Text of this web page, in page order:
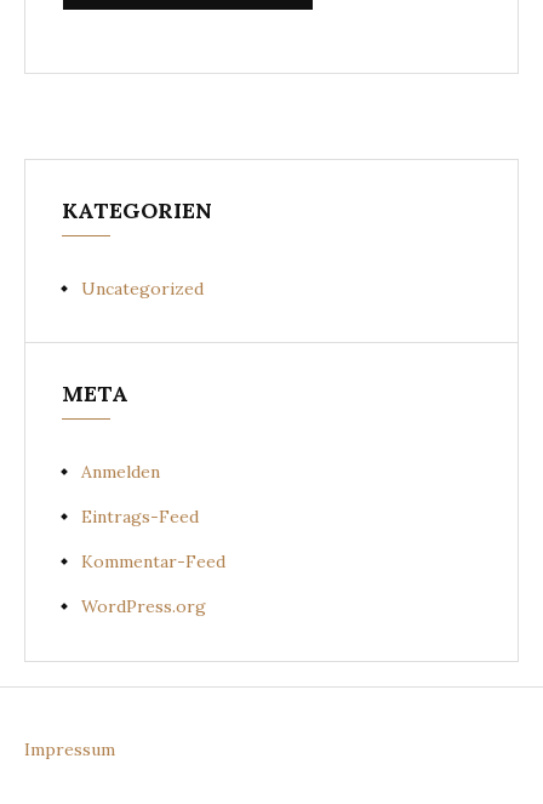
KATEGORIEN
Uncategorized
META
Anmelden
Eintrags-Feed
Kommentar-Feed
WordPress.org
Impressum